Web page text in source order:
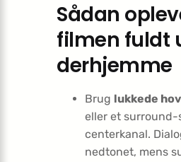
Sådan
filmen fuldt
derhjemme
Brug lukkede
eller et surround-
centerkanal.
nedtonet, mens